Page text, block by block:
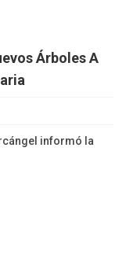
Árboles A
informó la